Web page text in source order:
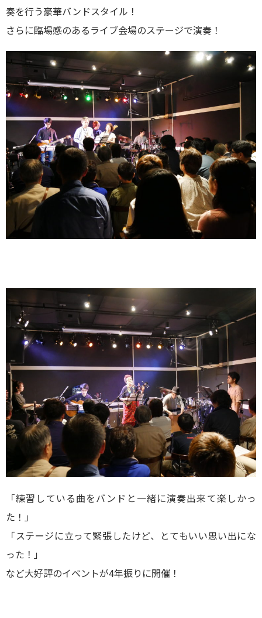
奏を行う豪華バンドスタイル！
さらに臨場感のあるライブ会場のステージで演奏！
「練習している曲をバンドと一緒に演奏出来て楽しかっ
た！」
「ステージに立って緊張したけど、とてもいい思い出にな
った！」
など大好評のイベントが4年振りに開催！